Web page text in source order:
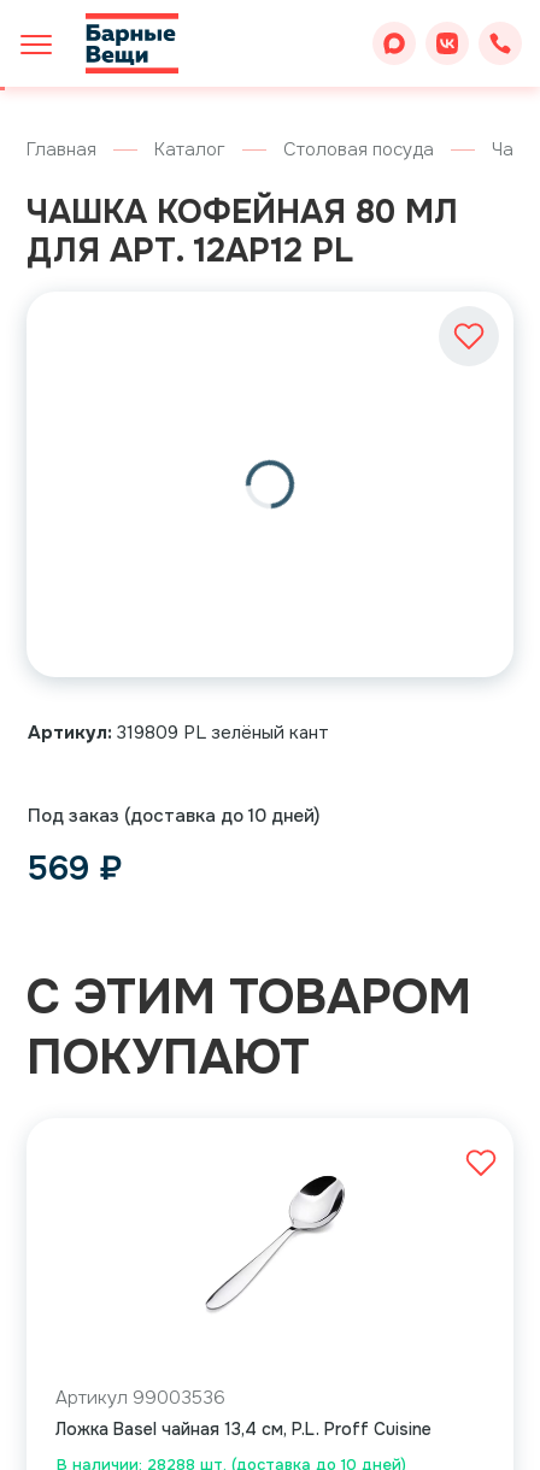
Главная Каталог Столовая посуда
ЧАШКА КОФЕЙНАЯ 80 МЛ
ДЛЯ АРТ. 12AP12 PL
Артикул: 319809 PL зелёный кант
Под заказ (доставка до 10 дней)
569 ₽
С ЭТИМ ТОВАРОМ
ПОКУПАЮТ
В наличии: 28288 шт. (доставка до 10 дней)
Артикул 99003536
Ложка Basel чайная 13,4 см, P.L. Proff Cuisine